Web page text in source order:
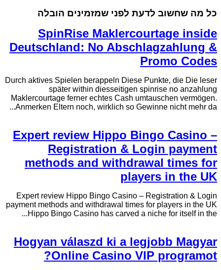
כל מה שחשוב לדעת לפני שמזמינים הובלה
SpinRise Maklercourtage inside
Deutschland: No Abschlagzahlung &
Promo Codes
Durch aktives Spielen berappeln Diese Punkte, die Die leser
später within diesseitigen spinrise no anzahlung
Maklercourtage ferner echtes Cash umtauschen vermögen.
Anmerken Eltern noch, wirklich so Gewinne nicht mehr da...
Expert review Hippo Bingo Casino –
Registration & Login payment
methods and withdrawal times for
players in the UK
Expert review Hippo Bingo Casino – Registration & Login
payment methods and withdrawal times for players in the UK
Hippo Bingo Casino has carved a niche for itself in the...
Hogyan válaszd ki a legjobb Magyar
Online Casino VIP programot?